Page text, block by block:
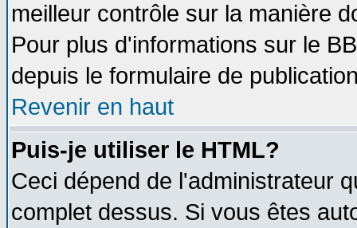
meilleur contrôle sur la manière
Pour plus d'informations sur le
depuis le formulaire de
Revenir en haut
Puis-je utiliser le HTML?
Ceci dépend de l'administrateur
complet dessus. Si vous êtes